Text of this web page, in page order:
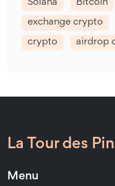
Solana Bitcoin
exchange crypto
crypto airdrop
La Tour des
Menu